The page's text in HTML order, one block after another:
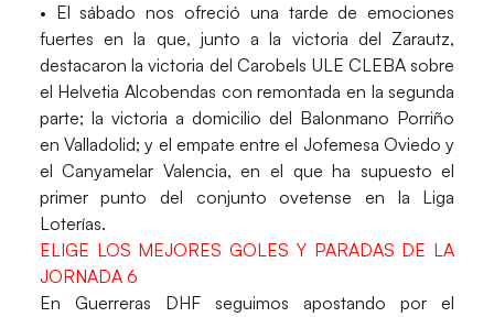
• El sábado nos ofreció una tarde de emociones
fuertes en la que, junto a la victoria del Zarautz,
destacaron la victoria delCarobels ULE CLEBAsobre
el Helvetia Alcobendas con remontada en la segunda
parte; la victoria a domicilio del Balonmano Porriño
enValladolid; y el empate entre el Jofemesa Oviedo y
elCanyamelar Valencia, en el que ha supuesto el
primer punto del conjunto ovetense en la Liga
Loterías.
ELIGE LOS MEJORES GOLES Y PARADAS DE LA
JORNADA 6
En Guerreras DHF seguimos apostando por el